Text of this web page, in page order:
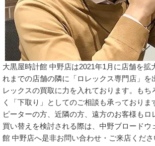
大黒屋時計館 中野店は2021年1月に店舗を拡
れまでの店舗の隣に「ロレックス専門店」を
レックスの買取に力を入れております。もち
く「下取り」としてのご相談も承っておりま
ピーターの方、近隣の方、遠方のお客様もロ
買い替えを検討される際は、中野ブロードウ
館 中野店へ是非お問い合わせ・ご来店くださ